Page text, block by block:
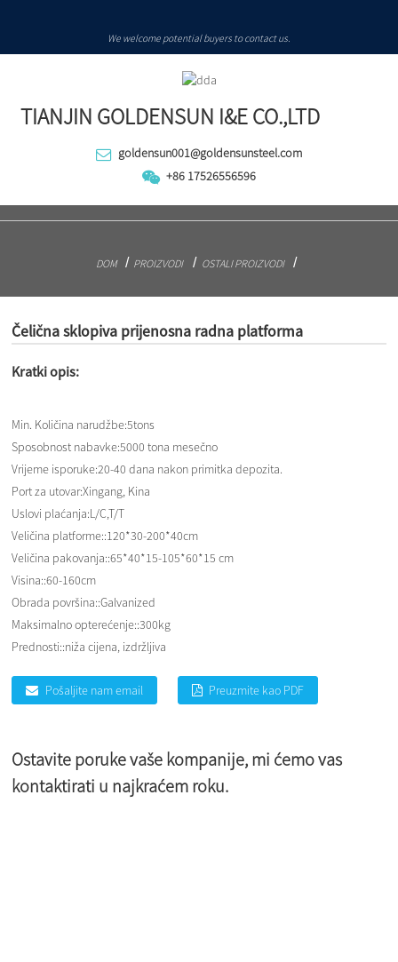
We welcome potential buyers to contact us.
TIANJIN GOLDENSUN I&E CO.,LTD
goldensun001@goldensunsteel.com
+86 17526556596
DOM PROIZVODI OSTALI PROIZVODI
Čelična sklopiva prijenosna radna platforma
Kratki opis:
Min. Količina narudžbe:5tons
Sposobnost nabavke:5000 tona mesečno
Vrijeme isporuke:20-40 dana nakon primitka depozita.
Port za utovar:Xingang, Kina
Uslovi plaćanja:L/C,T/T
Veličina platforme::120*30-200*40cm
Veličina pakovanja::65*40*15-105*60*15 cm
Visina::60-160cm
Obrada površina::Galvanized
Maksimalno opterećenje::300kg
Prednosti::niža cijena, izdržljiva
Pošaljite nam email Preuzmite kao PDF
Ostavite poruke vaše kompanije, mi ćemo vas
kontaktirati u najkraćem roku.